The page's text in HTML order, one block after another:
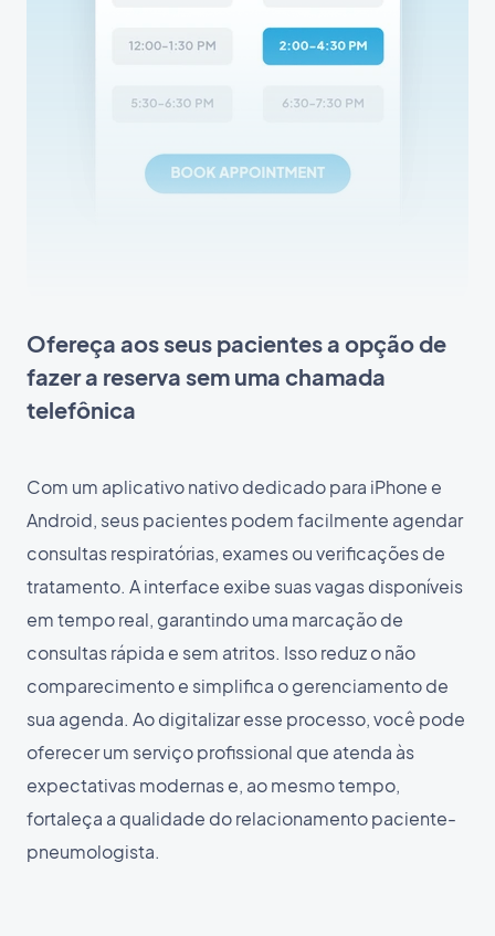
Ofereça aos seus pacientes a opção de
fazer a reserva sem uma chamada
telefônica
Com um aplicativo nativo dedicado para iPhone e
Android, seus pacientes podem facilmente agendar
consultas respiratórias, exames ou verificações de
tratamento. A interface exibe suas vagas disponíveis
em tempo real, garantindo uma marcação de
consultas rápida e sem atritos. Isso reduz o não
comparecimento e simplifica o gerenciamento de
sua agenda. Ao digitalizar esse processo, você pode
oferecer um serviço profissional que atenda às
expectativas modernas e, ao mesmo tempo,
fortaleça a qualidade do relacionamento paciente-
pneumologista.